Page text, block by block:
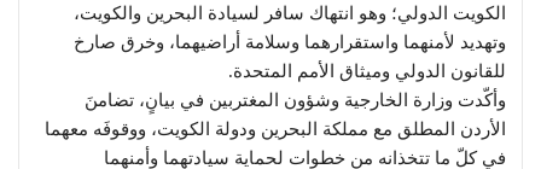
الكويت الدولي؛ وهو انتهاك سافر لسيادة البحرين والكويت،
وتهديد لأمنهما واستقرارهما وسلامة أراضيهما، وخرق صارخ
للقانون الدولي وميثاق الأمم المتحدة.
وأكّدت وزارة الخارجية وشؤون المغتربين في بيانٍ، تضامنَ
الأردن المطلق مع مملكة البحرين ودولة الكويت، ووقوفَه معهما
في كلّ ما تتخذانه من خطوات لحماية سيادتهما وأمنهما